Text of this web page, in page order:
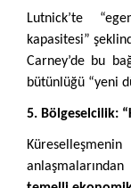
Lutnick’te
kapasitesi”
Carney’de bu
bütünlüğü “yeni
5. Bölgeselcilik: